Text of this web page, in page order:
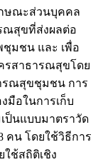
ษณะส่วนบุคคล
ณสุขที่ส่งผลต่อ
ชุมชน และ เพื่อ
รสาธารณสุขโดย
รณสุขชุมชน การ
มือในการเก็บ
ป็นแบบมาตราวัด
คน โดยใช้วิธีการ
ช้สถิติเชิง